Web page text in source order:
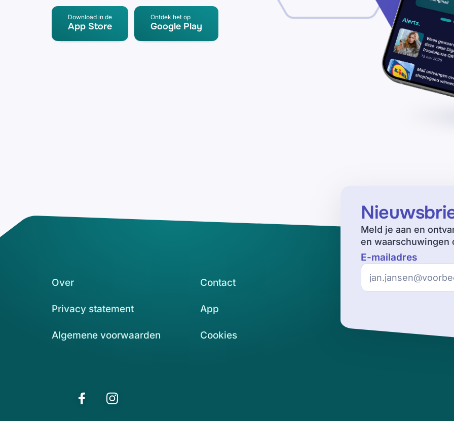
Download in de
App Store
Ontdek het op
Google Play
Meld je aan en
en waarschuwingen
E-mailadres
Over Contact
Privacy statement App
Algemene voorwaarden Cookies